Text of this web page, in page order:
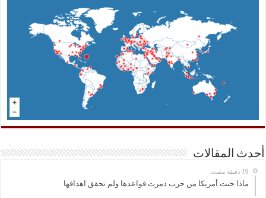
أحدث المقالات
ماذا جنت أمريكا من حرب دمرت قواعدها ولم تحقق اهدافها